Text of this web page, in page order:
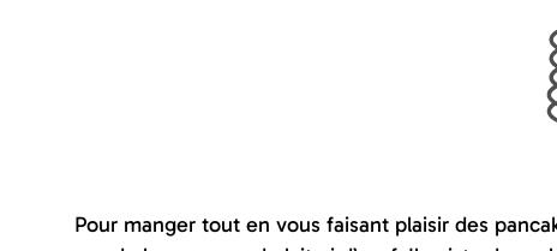
Pour manger tout en vous faisant plaisir des